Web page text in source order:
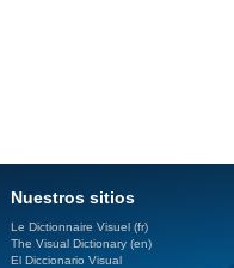
Nuestros sitios
Le Dictionnaire Visuel (fr)
The Visual Dictionary (en)
El Diccionario Visual